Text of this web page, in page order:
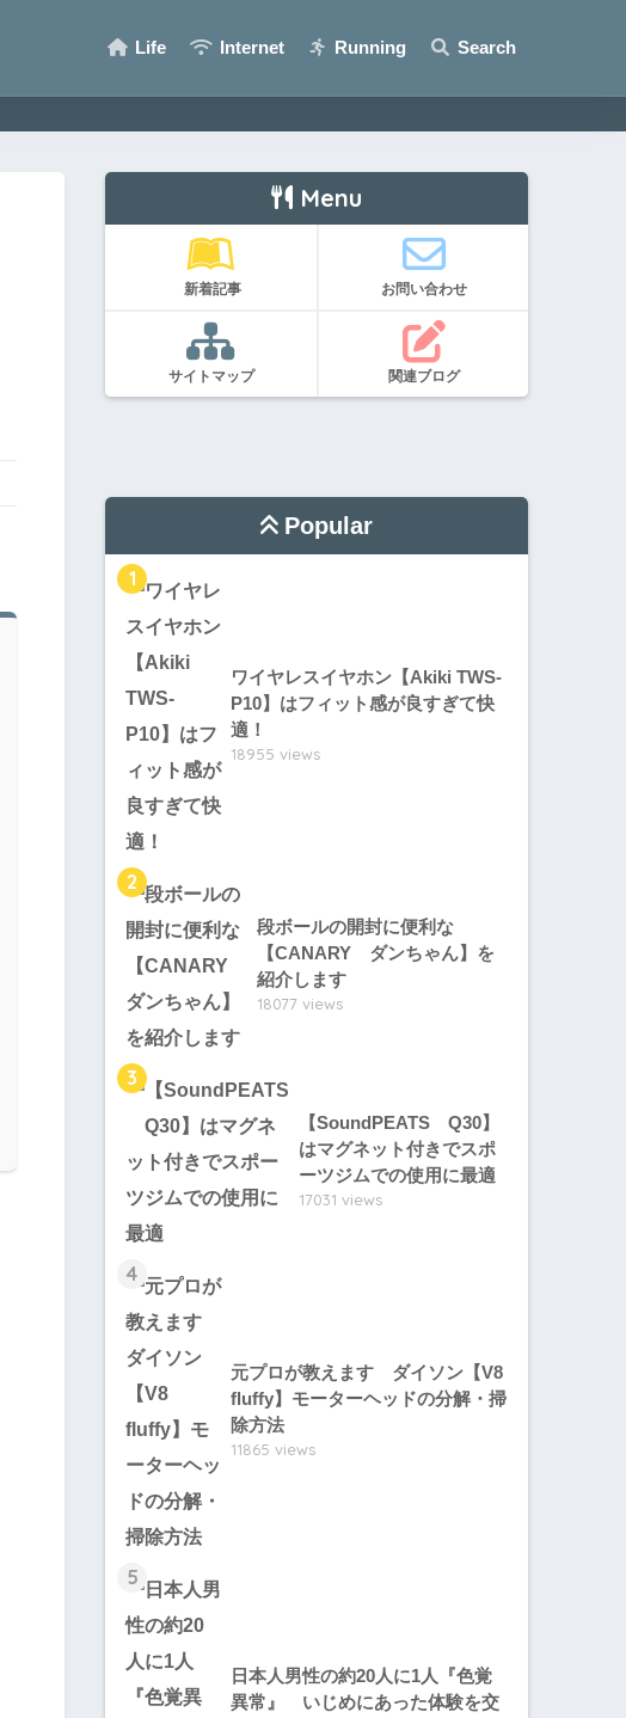
Life Internet Running Search
Menu
新着記事 お問い合わせ
サイトマップ 関連ブログ
Popular
1
ワイヤレスイヤホン【Akiki TWS-
P10】はフィット感が良すぎて快
適！
18955 views
2
段ボールの開封に便利な
【CANARY ダンちゃん】を
紹介します
18077 views
3
【SoundPEATS Q30】
はマグネット付きでスポ
ーツジムでの使用に最適
17031 views
4
元プロが教えます ダイソン【V8
fluffy】モーターヘッドの分解・掃
除方法
11865 views
5
日本人男性の約20人に1人『色覚
異常』 いじめにあった体験を交